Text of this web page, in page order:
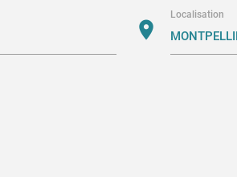
location_on
Localisation